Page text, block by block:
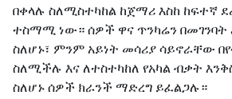
በቀላሉ ስለሚስተካከል ከጀማሪ እስከ ከፍተኛ
ተስማሚ ነው። ሰዎች ዋና ጥንካሬን
ስለሆኑ፣ ምንም አይነት መሳሪያ ሳይኖራቸው
ስለሚችሉ እና ለተስተካከለ የአካል ብቃት
ስለሆኑ ሰዎች ክራንች ማድረግ ይፈልጋሉ።